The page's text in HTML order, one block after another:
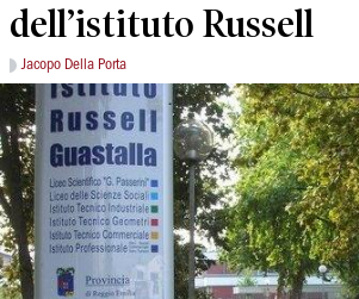
dell’istituto Russell
Jacopo Della Porta